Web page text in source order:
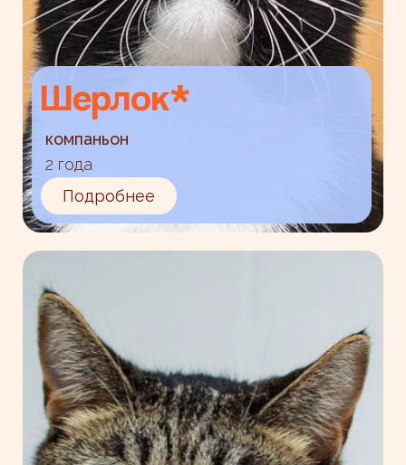
Шерлок*
компаньон
2 года
Подробнее